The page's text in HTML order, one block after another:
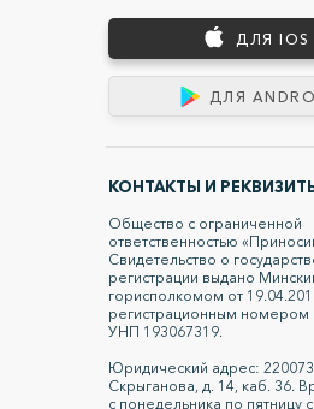
ДЛЯ IOS
ДЛЯ
КОНТАКТЫ И
Общество с ограниченной
ответственностью
Свидетельство о
регистрации выдано
горисполкомом от
регистрационным номером
УНП 193067319.
Юридический адрес:
Скрыганова, д. 14, каб. 36.
с понедельника по пятницу